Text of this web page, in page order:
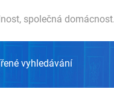
vyhledávání